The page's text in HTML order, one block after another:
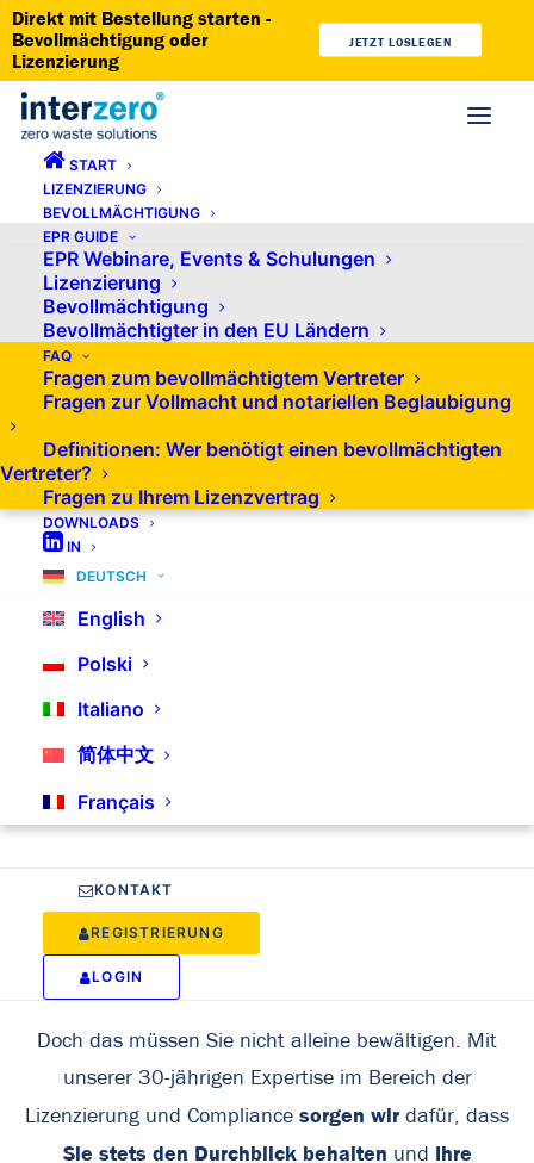
Direkt mit Bestellung starten -
Bevollmächtigung oder
Lizenzierung
JETZT LOSLEGEN
START
LIZENZIERUNG
BEVOLLMÄCHTIGUNG
EPR GUIDE
EPR Webinare, Events & Schulungen
Lizenzierung
Bevollmächtigung
Bevollmächtigter in den EU Ländern
FAQ
Fragen zum bevollmächtigtem Vertreter
Fragen zur Vollmacht und notariellen Beglaubigung
Definitionen: Wer benötigt einen bevollmächtigten
Vertreter?
Fragen zu Ihrem Lizenzvertrag
DOWNLOADS
IN
DEUTSCH
English
Polski
Italiano
简体中文
Français
KONTAKT
REGISTRIERUNG
LOGIN
Consulting Pakete –
Maßgeschneiderte Lösungen
für Ihre gesetzliche Konformität
Interzero Consulting Pakete
komplexen Geflecht aus Richtlinien
Vorgaben bis hin zu lokalen Verordnungen – es ist oft
schwierig, den Überblick zu behalten und
sicherzustellen, dass alles gesetzeskonform abläuft.
Doch das müssen Sie nicht alleine bewältigen. Mit
unserer 30-jährigen Expertise im Bereich der
Lizenzierung und Compliance sorgen wir dafür, dass
Sie stets den Durchblick behalten und Ihre